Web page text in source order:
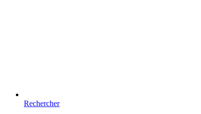
Rechercher